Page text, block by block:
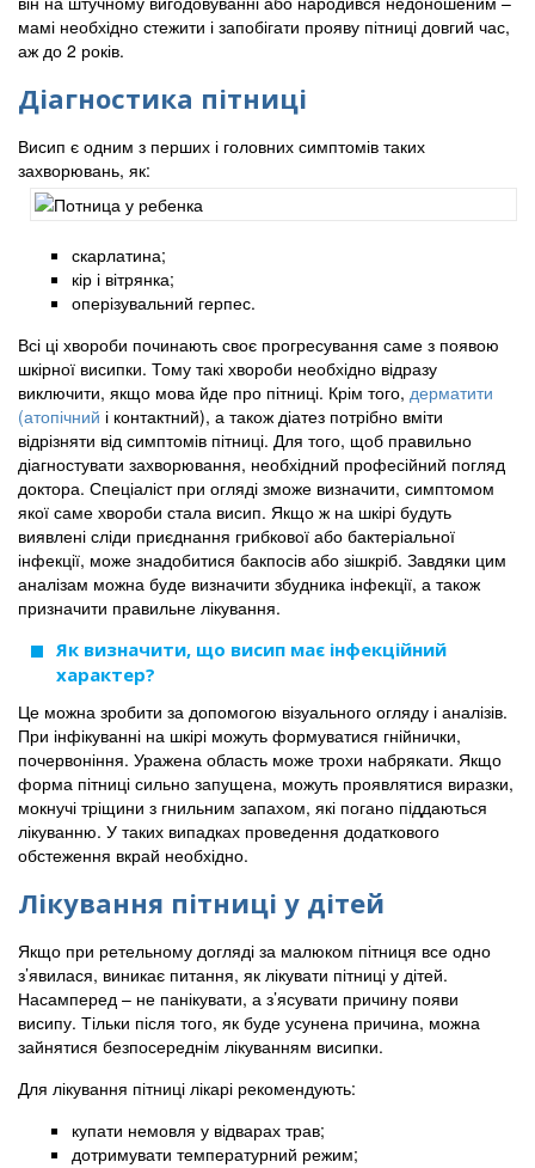
мамі необхідно стежити і запобігати прояву пітниці довгий час,
аж до 2 років.
Діагностика пітниці
Висип є одним з перших і головних симптомів таких
захворювань, як:
скарлатина;
кір і вітрянка;
оперізувальний герпес.
Всі ці хвороби починають своє прогресування саме з появою
шкірної висипки. Тому такі хвороби необхідно відразу
виключити, якщо мова йде про пітниці. Крім того, дерматити
(атопічний і контактний), а також діатез потрібно вміти
відрізняти від симптомів пітниці. Для того, щоб правильно
діагностувати захворювання, необхідний професійний погляд
доктора. Спеціаліст при огляді зможе визначити, симптомом
якої саме хвороби стала висип. Якщо ж на шкірі будуть
виявлені сліди приєднання грибкової або бактеріальної
інфекції, може знадобитися бакпосів або зішкріб. Завдяки цим
аналізам можна буде визначити збудника інфекції, а також
призначити правильне лікування.
Як визначити, що висип має інфекційний
характер?
Це можна зробити за допомогою візуального огляду і аналізів.
При інфікуванні на шкірі можуть формуватися гнійнички,
почервоніння. Уражена область може трохи набрякати. Якщо
форма пітниці сильно запущена, можуть проявлятися виразки,
мокнучі тріщини з гнильним запахом, які погано піддаються
лікуванню. У таких випадках проведення додаткового
обстеження вкрай необхідно.
Лікування пітниці у дітей
Якщо при ретельному догляді за малюком пітниця все одно
з’явилася, виникає питання, як лікувати пітниці у дітей.
Насамперед – не панікувати, а з’ясувати причину появи
висипу. Тільки після того, як буде усунена причина, можна
зайнятися безпосереднім лікуванням висипки.
Для лікування пітниці лікарі рекомендують:
купати немовля у відварах трав;
дотримувати температурний режим;